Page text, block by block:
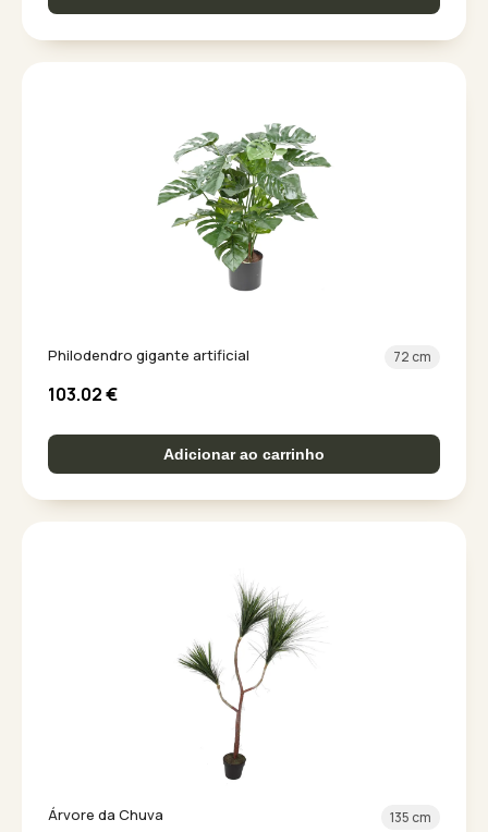
Philodendro gigante artificial 72 cm
103.02€
Adicionar ao carrinho
Árvore da Chuva 135 cm